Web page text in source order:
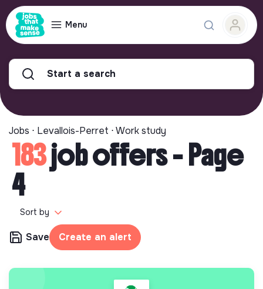
Menu
Start a search
Jobs ⋅ Levallois-Perret ⋅ Work study
183job offers - Page
4
Sort by
Save Create an alert